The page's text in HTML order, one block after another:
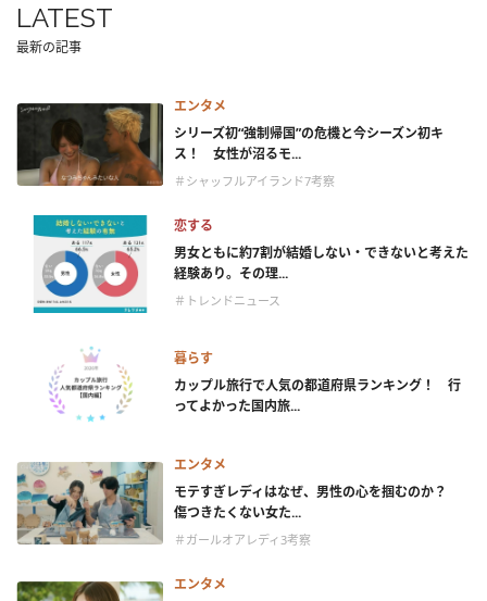
LATEST
最新の記事
エンタメ
シリーズ初“強制帰国”の危機と今シーズン初キ
ス！ 女性が沼るモ...
＃シャッフルアイランド7考察
恋する
男女ともに約7割が結婚しない・できないと考えた
経験あり。その理...
＃トレンドニュース
暮らす
カップル旅行で人気の都道府県ランキング！ 行
ってよかった国内旅...
エンタメ
モテすぎレディはなぜ、男性の心を掴むのか？
傷つきたくない女た...
＃ガールオアレディ3考察
エンタメ